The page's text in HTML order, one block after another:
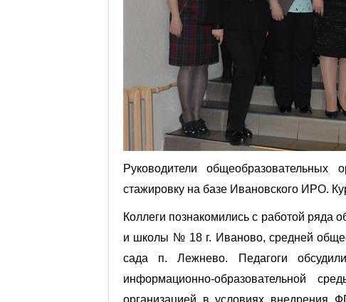
Руководители
стажировку на базе Ивановского ИРО.
Коллеги познакомились с работой ряда
и школы № 18 г. Иваново, средней
сада п. Лежнево. Педагоги
информационно-образовательной
организацией в условиях внедрения